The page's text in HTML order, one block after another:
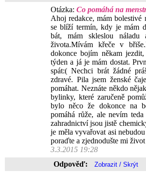
Otázka: Co pomáhá na
Ahoj redakce, mám
se blíží termín, kdy je mám
bát, mám skleslou
života.Mívám křeče v
dokonce bojím někam
týden a já je mám dostat.
spát:( Nechci brát žádné
zdravé. Pila jsem ženské
pomáhat. Neznáte někdo
bylinky, které zaručeně
bylo něco že dokonce na
pomáhá růže, ale nevím
zahradnictví jsou jistě
je měla vyvařovat asi
poraďte a zjednodušte mi
3.3.2015 19:28
Odpověď: